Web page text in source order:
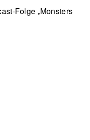
Folge „Monsters